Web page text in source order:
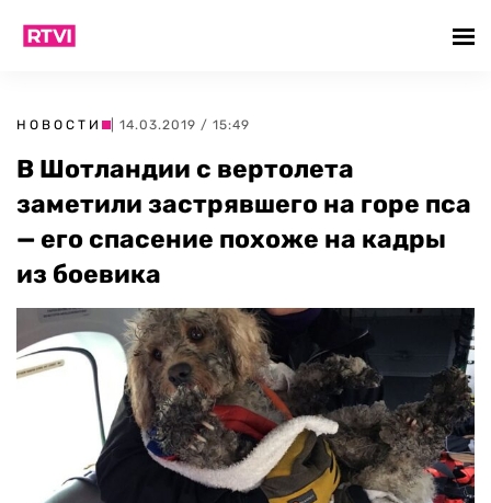
НОВОСТИ | 14.03.2019 / 15:49
В Шотландии с вертолета
заметили застрявшего на горе пса
— его спасение похоже на кадры
из боевика